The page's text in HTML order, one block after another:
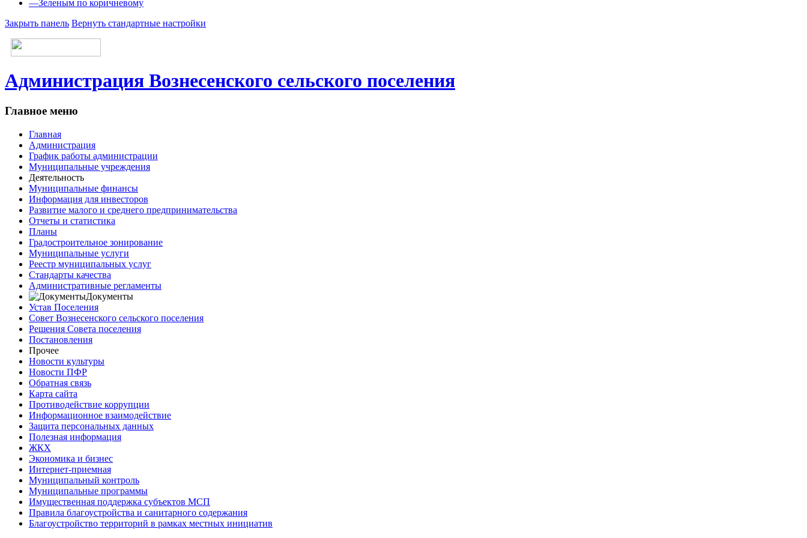
—Зеленым по коричневому
Закрыть панель Вернуть стандартные настройки
Администрация Вознесенского сельского поселения
Главное меню
Главная
Администрация
График работы администрации
Муниципальные учреждения
Деятельность
Муниципальные финансы
Информация для инвесторов
Развитие малого и среднего предпринимательства
Отчеты и статистика
Планы
Градостроительное зонирование
Муниципальные услуги
Реестр муниципальных услуг
Стандарты качества
Административные регламенты
Документы
Устав Поселения
Совет Вознесенского сельского поселения
Решения Совета поселения
Постановления
Прочее
Новости культуры
Новости ПФР
Обратная связь
Карта сайта
Противодействие коррупции
Информационное взаимодействие
Защита персональных данных
Полезная информация
ЖКХ
Экономика и бизнес
Интернет-приемная
Муниципальный контроль
Муниципальные программы
Имущественная поддержка субъектов МСП
Правила благоустройства и санитарного содержания
Благоустройство территорий в рамках местных инициатив